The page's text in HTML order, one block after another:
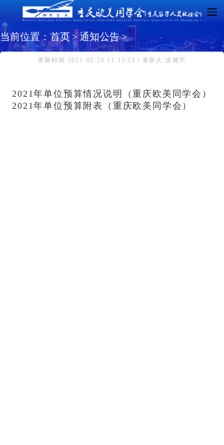
当前位置： 首页 >通知公告>
重庆欧美同学会2021年度预算公开
更新时间:2021-02-26 11:15:23丨更新人:皮璐宇
2021年单位预算情况说明（重庆欧美同学会）
2021年单位预算附表（重庆欧美同学会）